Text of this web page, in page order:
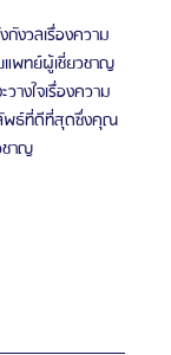
งวลเรื่องความ
พทย์ผู้เชี่ยวชาญ
างใจเรื่องความ
ลัพธ์ที่ดีที่สุดซึ่งคุณ
ชาญ